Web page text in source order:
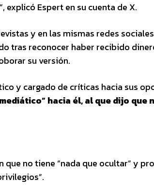
explicó Espert en su cuenta de X.
y en las mismas redes
tras reconocer haber recibido
su versión.
y cargado de críticas hacia sus
hacia él, al que dijo que
no tiene “nada que ocultar” y